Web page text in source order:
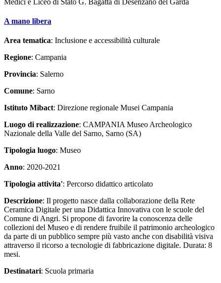
A mano libera
Area tematica: Inclusione e accessibilità culturale
Regione: Campania
Provincia: Salerno
Comune: Sarno
Istituto Mibact: Direzione regionale Musei Campania
Luogo di realizzazione: CAMPANIA Museo Archeologico
Nazionale della Valle del Sarno, Sarno (SA)
Tipologia luogo: Museo
Anno: 2020-2021
Tipologia attivita': Percorso didattico articolato
Descrizione: Il progetto nasce dalla collaborazione della Rete
Ceramica Digitale per una Didattica Innovativa con le scuole del
Comune di Angri. Si propone di favorire la conoscenza delle
collezioni del Museo e di rendere fruibile il patrimonio archeologico
da parte di un pubblico sempre più vasto anche con disabilità visiva
attraverso il ricorso a tecnologie di fabbricazione digitale. Durata: 8
mesi.
Destinatari: Scuola primaria